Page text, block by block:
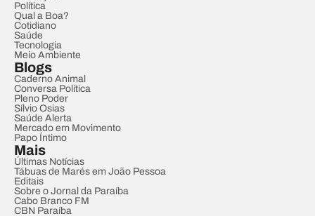
Política
Qual a Boa?
Cotidiano
Saúde
Tecnologia
Meio Ambiente
Blogs
Caderno Animal
Conversa Política
Pleno Poder
Sílvio Osias
Saúde Alerta
Mercado em Movimento
Papo Íntimo
Mais
Últimas Notícias
Tábuas de Marés em João Pessoa
Editais
Sobre o Jornal da Paraíba
Cabo Branco FM
CBN Paraíba